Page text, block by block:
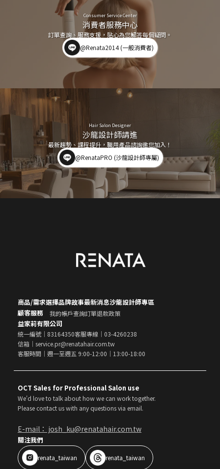
Consumer Service Center
消費者服務中心
訂單查詢、服務支援，貼心為您解答每個疑問。
@Renata2014 (一般消費者)
Hair Salon Designer
沙龍設計師請進
最新趨勢、課程提升，職用產品諮詢邀您加入！
@RenataPRO (沙龍設計師專屬)
商品/需求選擇品牌故事最新消息沙龍設計師專區
顧客服務
我的帳戶查詢訂單退款政策
益家莉有限公司
統一編號｜83164350客服專線｜03-4260238
信箱｜service.pr@renatahair.com.tw
客服時間｜週一至週五 9:00-12:00｜13:00-18:00
OCT Sales for Professional Salon use
We'd love to talk about how we can work together.
Please contact us with any questions via email.
E-mail： josh_ku@renatahair.com.tw
關注我們
renata_taiwan renata_taiwan